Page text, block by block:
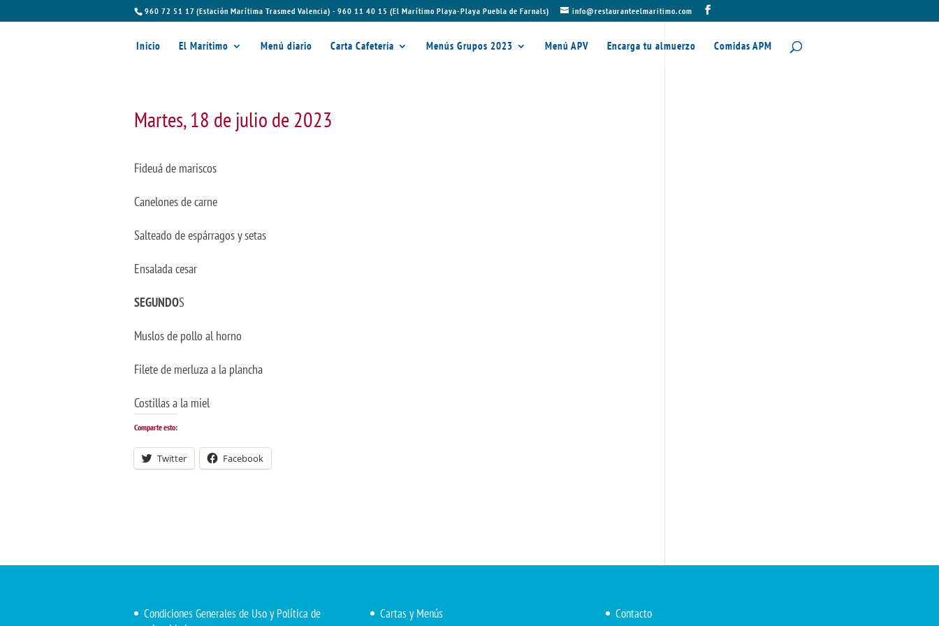
960 72 51 17 (Estación Marítima Trasmed Valencia) - 960 11 40 15 (El Marítimo Playa-Playa Puebla de Farnals) info@restauranteelmaritimo.com
Inicio El Marítimo Menú diario Carta Cafetería Menús Grupos 2023 Menú APV Encarga tu almuerzo Comidas APM
Martes, 18 de julio de 2023
Fideuá de mariscos
Canelones de carne
Salteado de espárragos y setas
Ensalada cesar
SEGUNDOS
Muslos de pollo al horno
Filete de merluza a la plancha
Costillas a la miel
Comparte esto:
Twitter Facebook
Condiciones Generales de Uso y Política de
Cartas y Menús Contacto